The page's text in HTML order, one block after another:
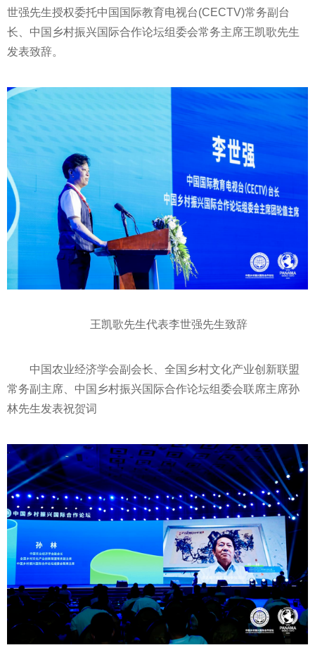
世强先生授权委托中国国际教育电视台(CECTV)常务副台
长、中国乡村振兴国际合作论坛组委会常务主席王凯歌先生
发表致辞。
王凯歌先生代表李世强先生致辞
中国农业经济学会副会长、全国乡村文化产业创新联盟
常务副 主席 、中国乡村振兴国际合作论坛组委会联席主席孙
林先生发表祝贺词